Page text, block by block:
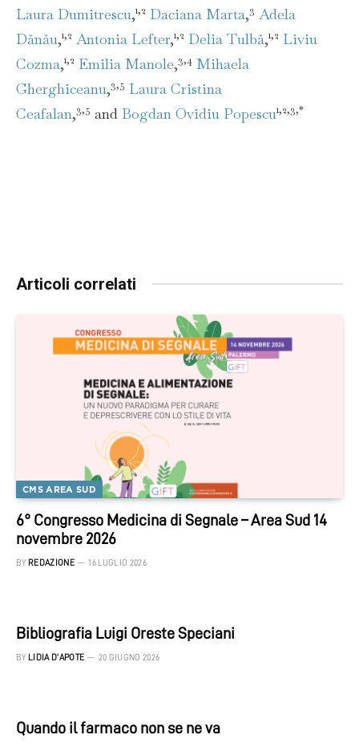
Laura Dumitrescu,1,2 Daciana Marta,3 Adela
Dănău,1,2 Antonia Lefter,1,2 Delia Tulbă,1,2 Liviu
Cozma,1,2 Emilia Manole,3,4 Mihaela
Gherghiceanu,3,5 Laura Cristina
Ceafalan,3,5 and Bogdan Ovidiu Popescu1,2,3,*
Articoli correlati
CMS AREA SUD
6° Congresso Medicina di Segnale – Area Sud 14
novembre 2026
BY REDAZIONE 16 LUGLIO 2026
Bibliografia Luigi Oreste Speciani
BY LIDIA D'APOTE 20 GIUGNO 2026
Quando il farmaco non se ne va